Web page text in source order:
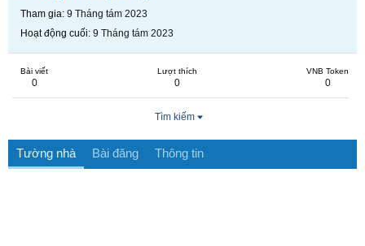
Tham gia 9 Tháng tám 2023
Hoạt động cuối 9 Tháng tám 2023
Bài viết
0
Lượt thích
0
VNB Token
0
Tìm kiếm
Tường nhà Bài đăng Thông tin